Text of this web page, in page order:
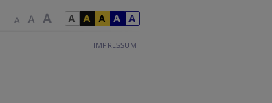
IMPRESSUM